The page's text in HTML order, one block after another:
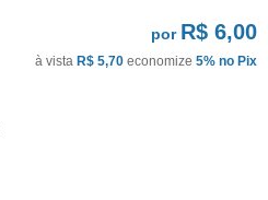
por R$ 6,00
à vista R$ 5,70 economize 5% no Pix